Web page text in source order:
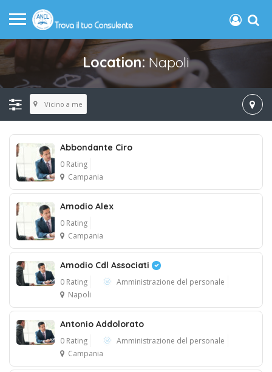
Location:Napoli
Vicino a me
Abbondante Ciro
0 Rating
Campania
Amodio Alex
0 Rating
Campania
Amodio Cdl Associati
0 Rating
Amministrazione del personale
Napoli
Antonio Addolorato
0 Rating
Amministrazione del personale
Campania